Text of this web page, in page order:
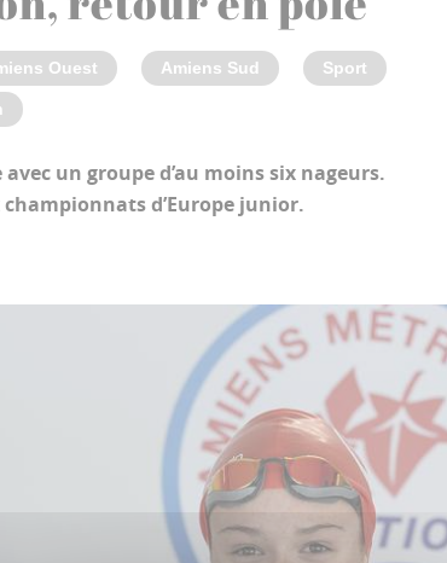
Ouest Amiens Sud Sport
un groupe d’au moins six nageurs.
d’Europe junior.